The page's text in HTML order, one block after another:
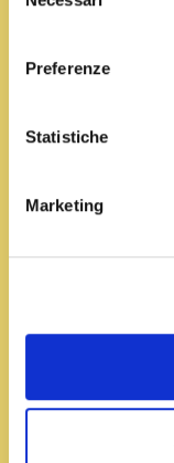
Preferenze
Statistiche
Marketing
zafferano